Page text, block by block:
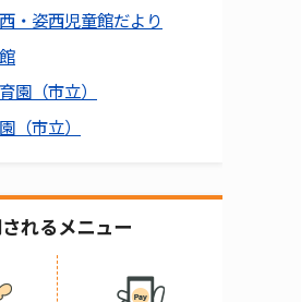
・姿西児童館だより
園（市立）
（市立）
れるメニュー